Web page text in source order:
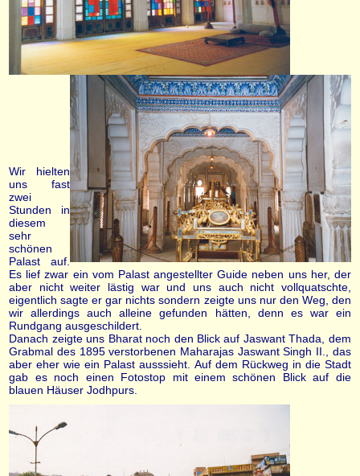
Wir hielten
uns fast
zwei
Stunden in
diesem
sehr
schönen
Palast auf.
Es lief zwar ein vom Palast angestellter Guide neben uns her, der
aber nicht weiter lästig war und uns auch nicht vollquatschte,
eigentlich sagte er gar nichts sondern zeigte uns nur den Weg, den
wir allerdings auch alleine gefunden hätten, denn es war ein
Rundgang ausgeschildert.
Danach zeigte uns Bharat noch den Blick auf Jaswant Thada, dem
Grabmal des 1895 verstorbenen Maharajas Jaswant Singh II., das
aber eher wie ein Palast ausssieht. Auf dem Rückweg in die Stadt
gab es noch einen Fotostop mit einem schönen Blick auf die
blauen Häuser Jodhpurs.